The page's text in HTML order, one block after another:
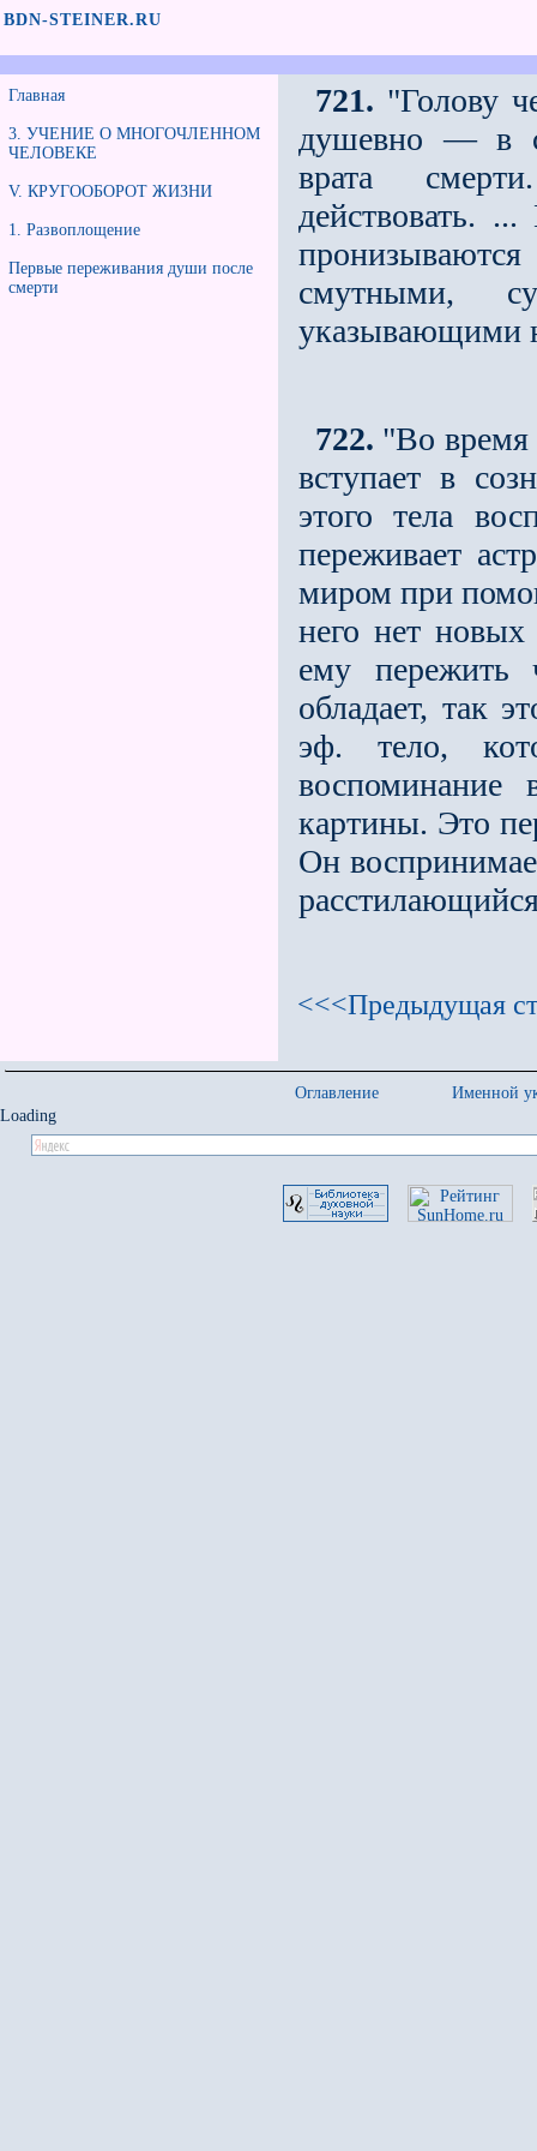
BDN-STEINER.RU
Главная
3. УЧЕНИЕ О МНОГОЧЛЕННОМ
ЧЕЛОВЕКЕ
V. КРУГООБОРОТ ЖИЗНИ
1. Развоплощение
Первые переживания души после
смерти
721. "Голову
душевно — в
врата
действовать.
смутными,
указывающими
722. "Во время
вступает в
этого тела
переживает
миром при
него нет
ему пережить
обладает, так
эф. тело,
картины. Это
Он
<<<Предыдущая
Оглавление
Именной
Loading